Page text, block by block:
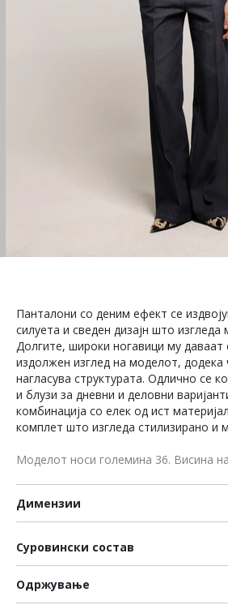
Панталони со деним ефект се
силуета и сведен дизајн што
Долгите, широки ногавици му даваат
издолжен изглед на моделот, додека
нагласува структурата. Одлично се
и блузи за дневни и деловни
комбинација со елек од ист
комплет што изгледа стилизирано и
Моделот носи големина 36. Висина
Димензии
Суровински состав
Одржување